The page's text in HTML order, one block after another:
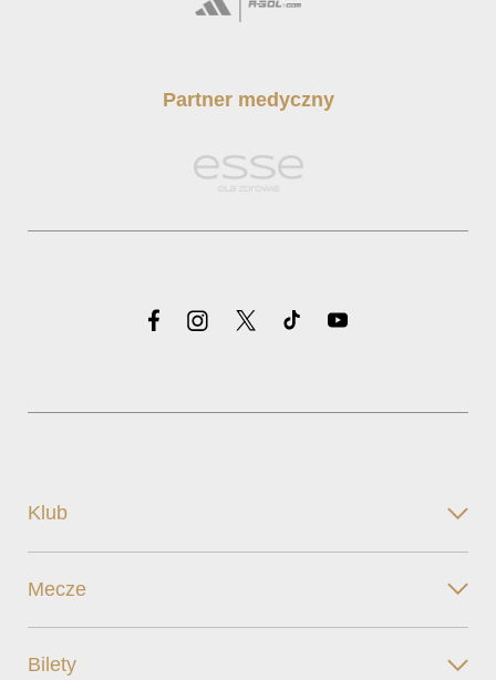
Partner medyczny
Klub
Mecze
Bilety